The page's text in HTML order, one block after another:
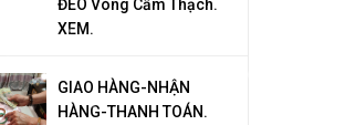
ĐEO Vòng Cẩm Thạch.
XEM.
GIAO HÀNG-NHẬN
HÀNG-THANH TOÁN.